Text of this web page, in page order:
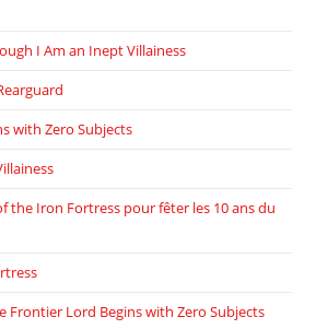
I Am an Inept Villainess
with Zero Subjects
the Iron Fortress pour fêter les 10 ans du
Frontier Lord Begins with Zero Subjects